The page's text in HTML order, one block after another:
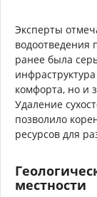
Эксперты
водоотведения
ранее была
комфорта, но и
Удаление
позволило
ресурсов для
местности